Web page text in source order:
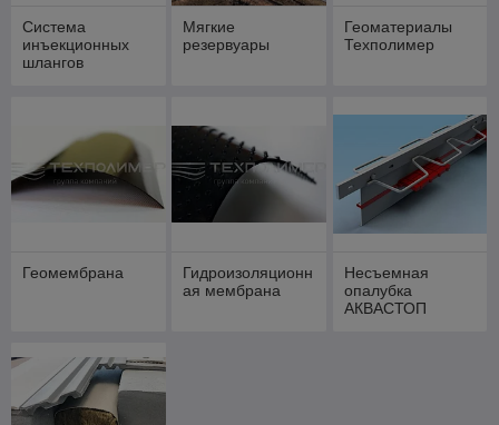
Система
инъекционных
шлангов
Мягкие
резервуары
Геоматериалы
Техполимер
Геомембрана
Гидроизоляционн
ая мембрана
Несъемная
опалубка
АКВАСТОП